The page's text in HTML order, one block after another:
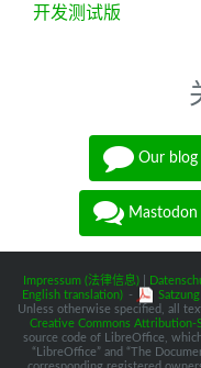
开发测试版
Our blog
Mastodon
Impressum (法律信息)|
English translation) -
Unless otherwise specified, all
Creative Commons Attribution-
source code of LibreOffice,
“LibreOffice” and “The